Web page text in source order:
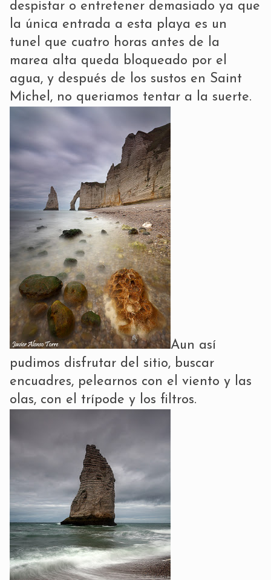
despistar o entretener demasiado ya que
la única entrada a esta playa es un
tunel que cuatro horas antes de la
marea alta queda bloqueado por el
agua, y después de los sustos en Saint
Michel, no queriamos tentar a la suerte.
Aun así
pudimos disfrutar del sitio, buscar
encuadres, pelearnos con el viento y las
olas, con el trípode y los filtros.